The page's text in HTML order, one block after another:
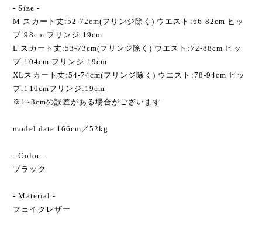
- Size -
M スカート丈:52-72cm(フリンジ除く) ウエスト:66-82cm ヒッ
プ:98cm フリンジ:19cm
L スカート丈:53-73cm(フリンジ除く) ウエスト:72-88cm ヒッ
プ:104cm フリンジ:19cm
XLスカート丈:54-74cm(フリンジ除く) ウエスト:78-94cm ヒッ
プ:110cmフリンジ:19cm
※1~3cmの誤差がある場合がございます
model date 166cm／52kg
- Color -
ブラック
- Material -
フェイクレザー